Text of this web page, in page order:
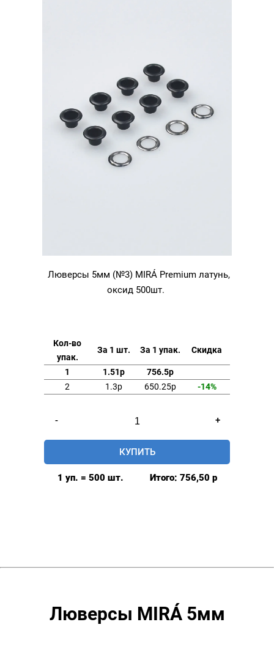
Люверсы 5мм (№3) MIRÁ Premium латунь,
оксид 500шт.
Кол-во
упак.
За 1 шт. За 1 упак. Скидка
1 1.51р
756.5р
2
1.3р 650.25р -14%
-
товара
Люверсы
5мм
+
КУПИТЬ
1 уп. = 500 шт. Итого: 756,50 р
Люверсы MIRÁ 5мм